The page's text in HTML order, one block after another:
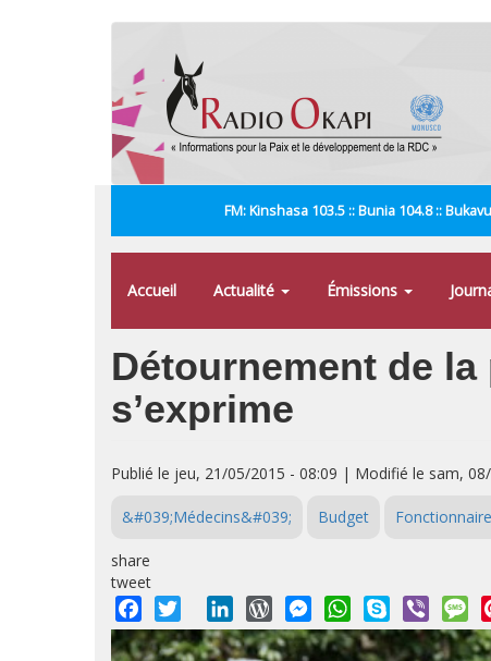
FM: Kinshasa 103.5 :: Bunia 104.8 ::
Accueil Actualité Émissions
Détournement de
s’exprime
Publié le jeu, 21/05/2015 - 08:09 | Modifié le sam,
&#039;Médecins&#039; Budget
share
tweet
Facebook
Twitter LinkedInWordPressMessengerWhatsApp
Skype Viber